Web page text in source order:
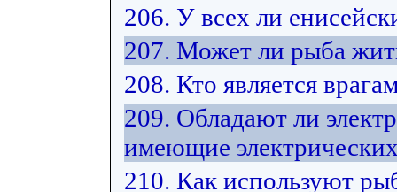
206. У всех ли
207. Может ли рыба
208. Кто является
209. Обладают ли
имеющие
210. Как используют